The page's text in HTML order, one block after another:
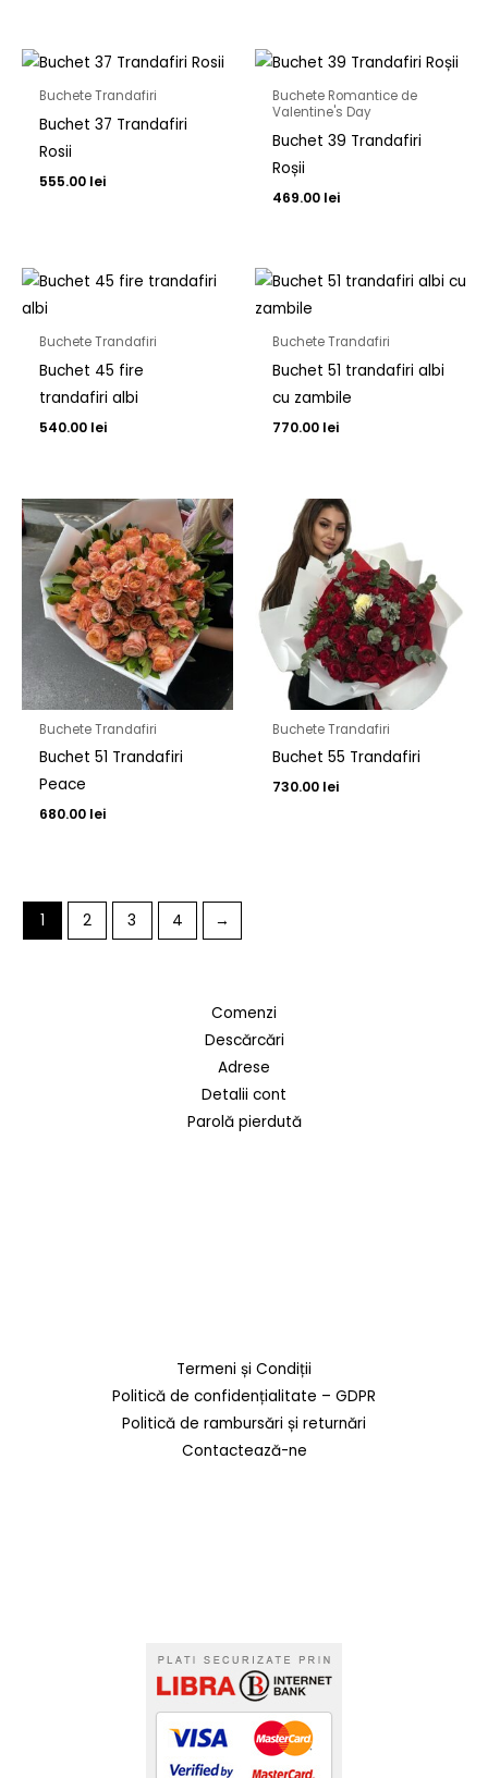
Buchete Trandafiri
Buchet 37 Trandafiri
Rosii
555.00 lei
Buchete Romantice de
Valentine's Day
Buchet 39 Trandafiri
Roșii
469.00 lei
Buchete Trandafiri
Buchet 45 fire
trandafiri albi
540.00 lei
Buchete Trandafiri
Buchet 51 trandafiri albi
cu zambile
770.00 lei
Buchete Trandafiri
Buchet 51 Trandafiri
Peace
680.00 lei
Buchete Trandafiri
Buchet 55 Trandafiri
730.00 lei
1 2 3 4 →
Comenzi
Descărcări
Adrese
Detalii cont
Parolă pierdută
Termeni și Condiții
Politică de confidențialitate – GDPR
Politică de rambursări și returnări
Contactează-ne